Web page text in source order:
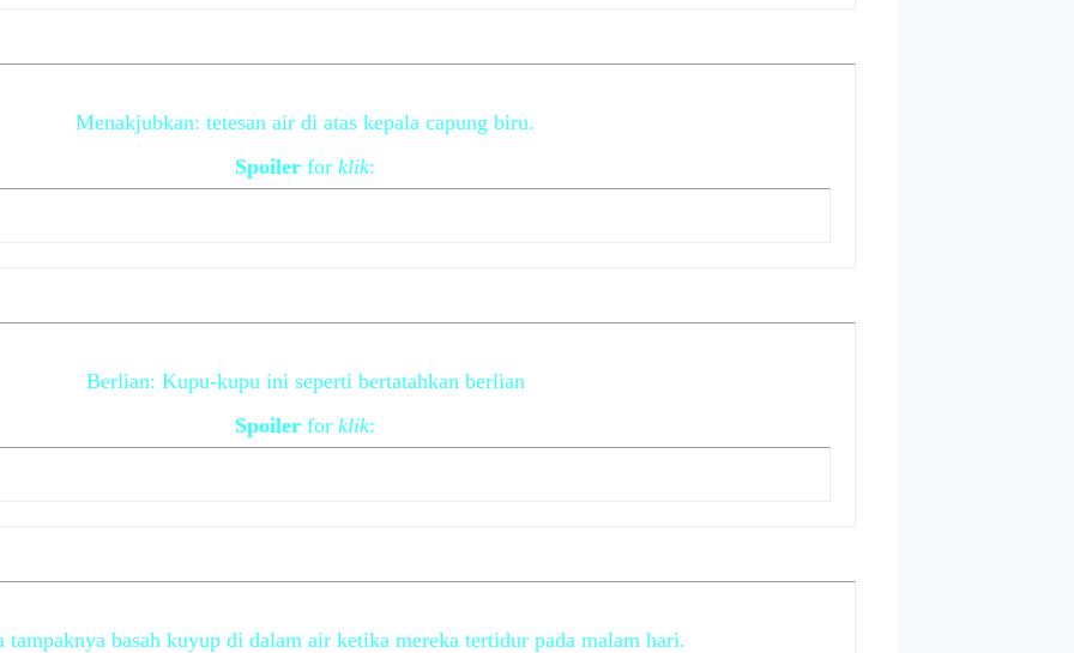
Menakjubkan: tetesan air di atas kepala capung biru.
Spoiler for klik:
Berlian: Kupu-kupu ini seperti bertatahkan berlian
Spoiler for klik:
tampaknya basah kuyup di dalam air ketika mereka tertidur pada malam hari.